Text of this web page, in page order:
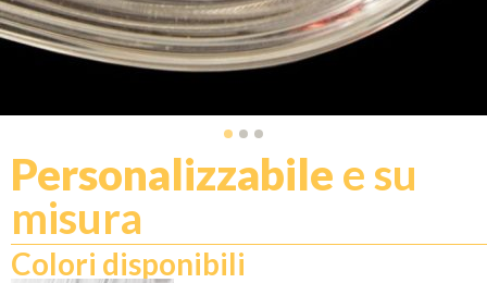
Personalizzabile e su
misura
Colori disponibili